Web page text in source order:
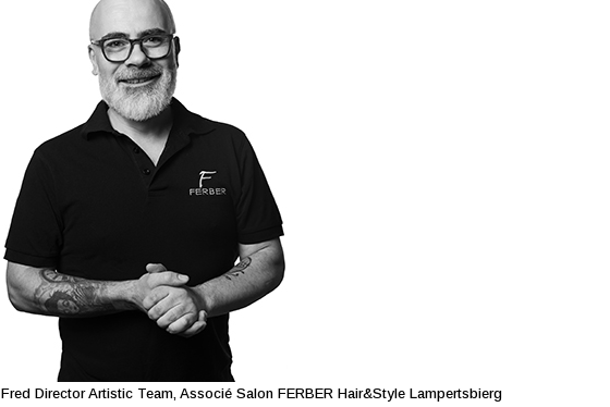
Fred Director Artistic Team, Associé Salon FERBER Hair&Style Lampertsbierg